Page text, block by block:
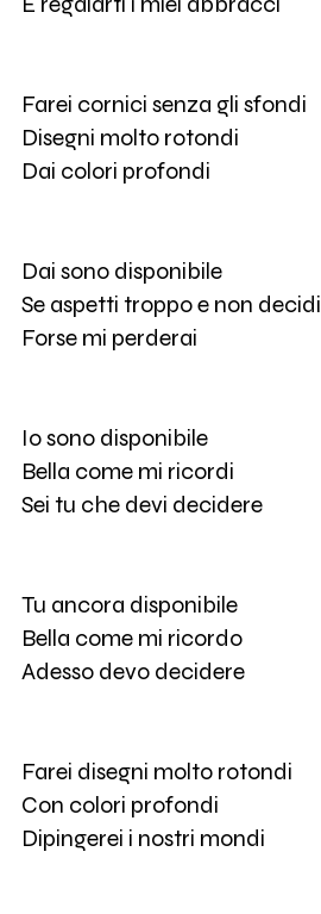
Farei cornici senza gli sfondi
Disegni molto rotondi
Dai colori profondi
Dai sono disponibile
Se aspetti troppo e non decidi
Forse mi perderai
Io sono disponibile
Bella come mi ricordi
Sei tu che devi decidere
Tu ancora disponibile
Bella come mi ricordo
Adesso devo decidere
Farei disegni molto rotondi
Con colori profondi
Dipingerei i nostri mondi